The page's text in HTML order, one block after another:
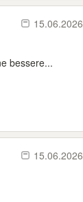
15.06.2026
bessere...
15.06.2026